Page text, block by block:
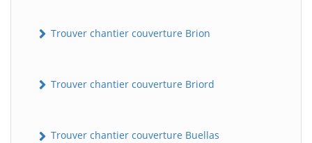
Trouver chantier couverture Brion
Trouver chantier couverture Briord
Trouver chantier couverture Buellas